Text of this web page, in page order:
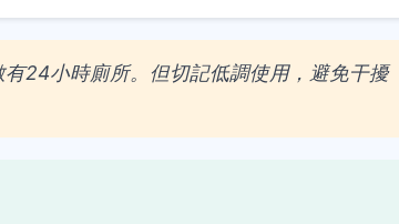
24小時廁所。但切記低調使用，避免干擾